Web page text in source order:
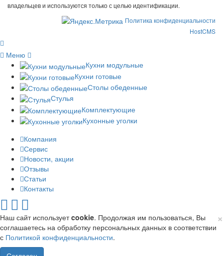
владельцев и используются только с целью идентификации.
Политика конфиденциальности
HostCMS
Меню
Кухни модульные
Кухни готовые
Столы обеденные
Стулья
Комплектующие
Кухонные уголки
Компания
Сервис
Новости, акции
Отзывы
Статьи
Контакты
×
Наш сайт используетcookie. Продолжая им пользоваться, Вы
соглашаетесь на обработку персональных данных в соответствии
с Политикой конфиденциальности.